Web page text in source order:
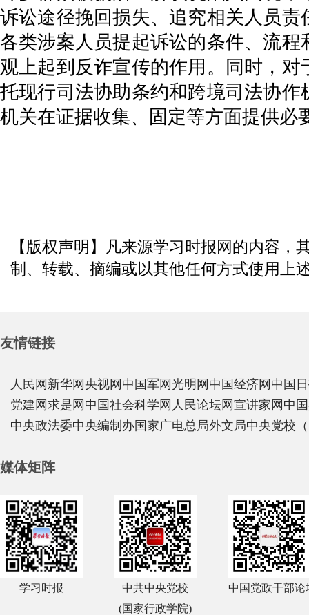
诉讼途径挽回损失、追究相关人员
各类涉案人员提起诉讼的条件、流
观上起到反诈宣传的作用。同时，
托现行司法协助条约和跨境司法协
机关在证据收集、固定等方面提供
【版权声明】凡来源学习时报网的内容
制、转载、摘编或以其他任何方式使用上
友情链接
人民网 新华网 央视网 中国军网 光明网 中国经济网 中国
党建网 求是网 中国社会科学网 人民论坛网 宣讲家网 中
中央政法委中央编制办国家广电总局外文局中央党校
媒体矩阵
学习时报
中共中央党校
(国家行政学院)
中国党政干部论